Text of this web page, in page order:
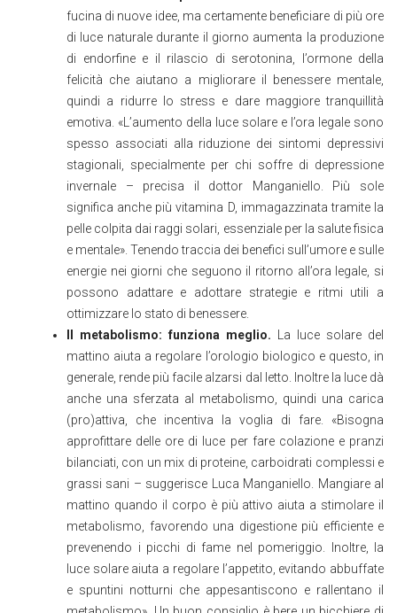
fucina di nuove idee, ma certamente beneficiare di più ore
di luce naturale durante il giorno aumenta la produzione
di endorfine e il rilascio di serotonina, l’ormone della
felicità che aiutano a migliorare il benessere mentale,
quindi a ridurre lo stress e dare maggiore tranquillità
emotiva. «L’aumento della luce solare e l’ora legale sono
spesso associati alla riduzione dei sintomi depressivi
stagionali, specialmente per chi soffre di depressione
invernale – precisa il dottor Manganiello. Più sole
significa anche più vitamina D, immagazzinata tramite la
pelle colpita dai raggi solari, essenziale per la salute fisica
e mentale». Tenendo traccia dei benefici sull’umore e sulle
energie nei giorni che seguono il ritorno all’ora legale, si
possono adattare e adottare strategie e ritmi utili a
ottimizzare lo stato di benessere.
Il metabolismo: funziona meglio.
La luce solare del
mattino aiuta a regolare l’orologio biologico e questo, in
generale, rende più facile alzarsi dal letto. Inoltre la luce dà
anche una sferzata al metabolismo, quindi una carica
(pro)attiva, che incentiva la voglia di fare. «Bisogna
approfittare delle ore di luce per fare colazione e pranzi
bilanciati, con un mix di proteine, carboidrati complessi e
grassi sani – suggerisce Luca Manganiello. Mangiare al
mattino quando il corpo è più attivo aiuta a stimolare il
metabolismo, favorendo una digestione più efficiente e
prevenendo i picchi di fame nel pomeriggio. Inoltre, la
luce solare aiuta a regolare l’appetito, evitando abbuffate
e spuntini notturni che appesantiscono e rallentano il